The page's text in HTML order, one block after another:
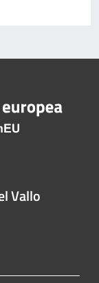
Vallo